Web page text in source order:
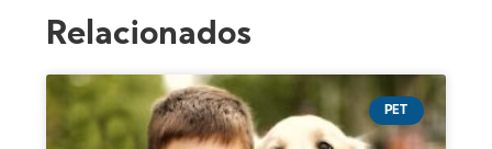
Relacionados
PET